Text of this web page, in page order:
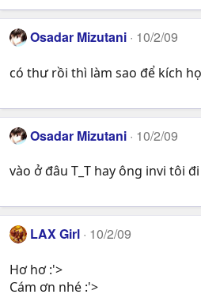
Osadar Mizutani 10/2/09
có thư rồi thì làm sao để kích
Osadar Mizutani 10/2/09
vào ở đâu T_T hay ông invi tôi đi
LAX Girl 10/2/09
Hơ hơ :'>
Cám ơn nhé :'>